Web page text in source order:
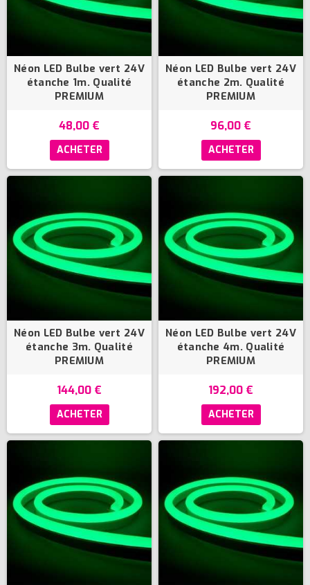
Néon LED Bulbe vert 24V
étanche 1m. Qualité
PREMIUM
48,00 €
ACHETER
Néon LED Bulbe vert 24V
étanche 2m. Qualité
PREMIUM
96,00 €
ACHETER
Néon LED Bulbe vert 24V
étanche 3m. Qualité
PREMIUM
144,00 €
ACHETER
Néon LED Bulbe vert 24V
étanche 4m. Qualité
PREMIUM
192,00 €
ACHETER